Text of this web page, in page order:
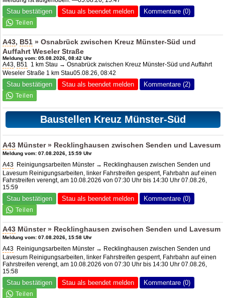
Stau bestätigen Stau als beendet melden Kommentare (0)
A43, B51 » Osnabrück zwischen Kreuz Münster-Süd und
Auffahrt Weseler Straße
Meldung vom: 05.08.2026, 08:42 Uhr
A43, B51 1 km Stau → Osnabrück zwischen Kreuz Münster-Süd und Auffahrt
Weseler Straße 1 km Stau05.08.26, 08:42
Stau bestätigen Stau als beendet melden Kommentare (2)
Baustellen Kreuz Münster-Süd
A43 Münster » Recklinghausen zwischen Senden und Lavesum
Meldung vom: 07.08.2026, 15:59 Uhr
A43 Reinigungsarbeiten Münster → Recklinghausen zwischen Senden und
Lavesum Reinigungsarbeiten, linker Fahrstreifen gesperrt, Fahrbahn auf einen
Fahrstreifen verengt, am 10.08.2026 von 07:30 Uhr bis 14:30 Uhr 07.08.26,
15:59
Stau bestätigen Stau als beendet melden Kommentare (0)
A43 Münster » Recklinghausen zwischen Senden und Lavesum
Meldung vom: 07.08.2026, 15:58 Uhr
A43 Reinigungsarbeiten Münster → Recklinghausen zwischen Senden und
Lavesum Reinigungsarbeiten, linker Fahrstreifen gesperrt, Fahrbahn auf einen
Fahrstreifen verengt, am 10.08.2026 von 07:30 Uhr bis 14:30 Uhr 07.08.26,
15:58
Stau bestätigen Stau als beendet melden Kommentare (0)